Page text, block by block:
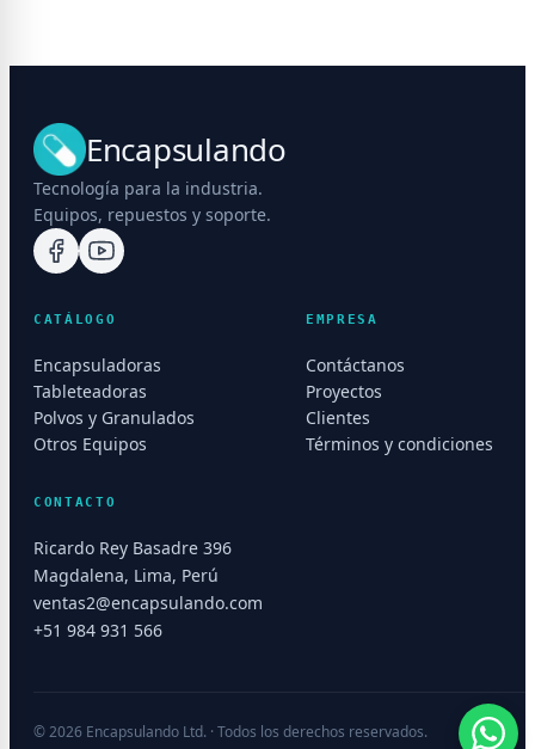
Encapsulando
Tecnología para la industria.
Equipos, repuestos y soporte.
CATÁLOGO
Encapsuladoras
Tableteadoras
Polvos y Granulados
Otros Equipos
EMPRESA
Contáctanos
Proyectos
Clientes
Términos y condiciones
CONTACTO
Ricardo Rey Basadre 396
Magdalena, Lima, Perú
ventas2@encapsulando.com
+51 984 931 566
© 2026 Encapsulando Ltd. · Todos los derechos reservados.